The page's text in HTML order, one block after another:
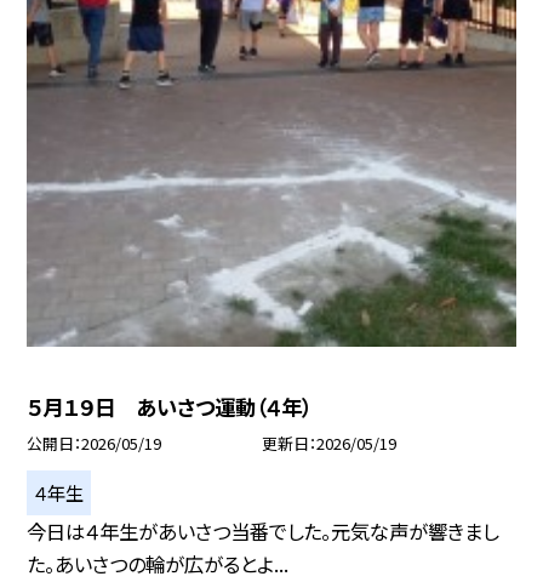
５月１９日 あいさつ運動（４年）
公開日 2026/05/19 更新日 2026/05/19
４年生
今日は４年生があいさつ当番でした。元気な声が響きまし
た。あいさつの輪が広がるとよ...